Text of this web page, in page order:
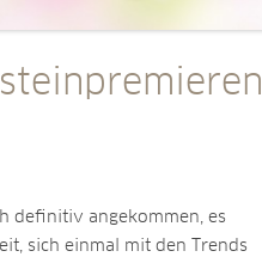
definitiv angekommen, es
sich einmal mit den Trends